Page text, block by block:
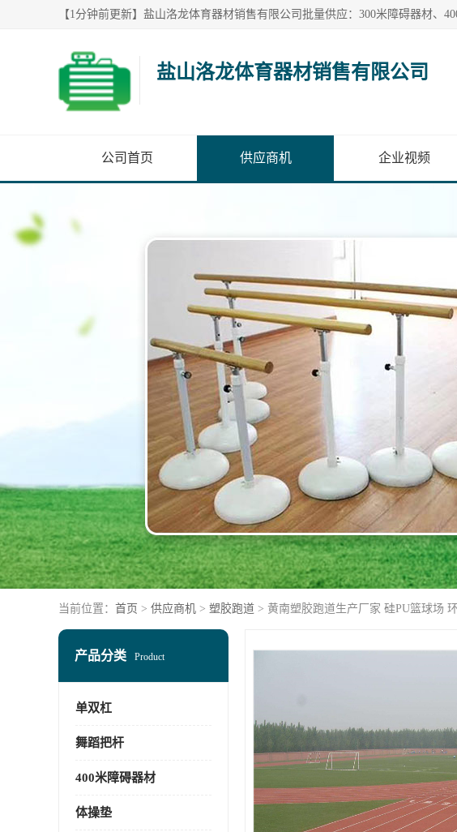
盐山洛龙体育器材销售有限公司
公司首页 供应商机 企业视频
当前位置： 首页 > 供应商机 > 塑胶跑道 > 黄南塑胶跑道生产厂家 硅PU篮球场
产品分类 Product
单双杠
舞蹈把杆
400米障碍器材
体操垫